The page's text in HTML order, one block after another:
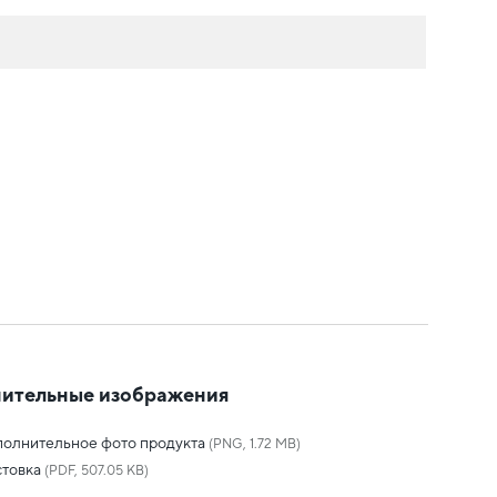
изображения
фото продукта (PNG, 1.72 MB)
(PDF, 507.05 KB)